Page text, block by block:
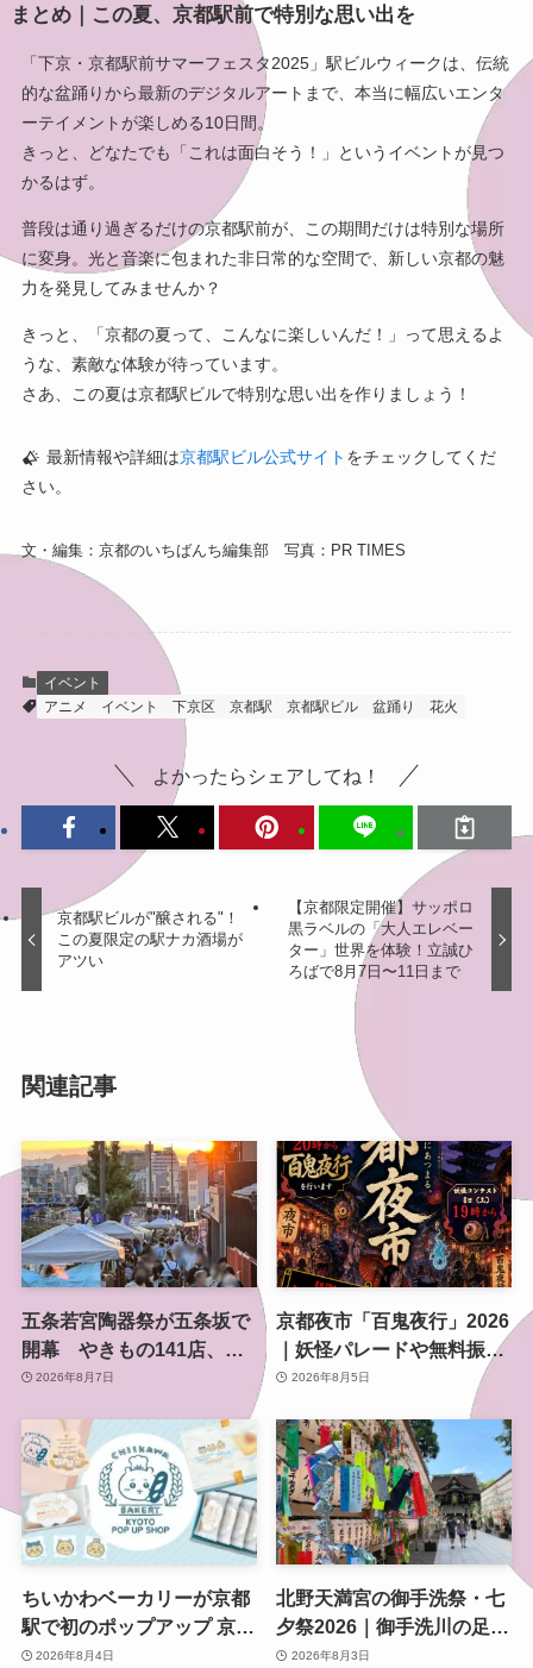
まとめ｜この夏、京都駅前で特別な思い出を
「下京・京都駅前サマーフェスタ2025」駅ビルウィークは、伝統
的な盆踊りから最新のデジタルアートまで、本当に幅広いエンタ
ーテイメントが楽しめる10日間。
きっと、どなたでも「これは面白そう！」というイベントが見つ
かるはず。
普段は通り過ぎるだけの京都駅前が、この期間だけは特別な場所
に変身。光と音楽に包まれた非日常的な空間で、新しい京都の魅
力を発見してみませんか？
きっと、「京都の夏って、こんなに楽しいんだ！」って思えるよ
うな、素敵な体験が待っています。
さあ、この夏は京都駅ビルで特別な思い出を作りましょう！
最新情報や詳細は京都駅ビル公式サイト をチェックしてくだ
さい。
文・編集：京都のいちばんち編集部 写真：PR TIMES
イベント
アニメ
イベント 下京区 京都駅 京都駅ビル 盆踊り 花火
よかったらシェアしてね！
京都駅ビルが"醸される"！
この夏限定の駅ナカ酒場が
アツい
【京都限定開催】サッポロ
黒ラベルの「大人エレベー
ター」世界を体験！立誠ひ
ろばで8月7日〜11日まで
関連記事
五条若宮陶器祭が五条坂で
開幕 やきもの141店、会
場は五条通の南側にも拡大
2026年8月7日
京都夜市「百鬼夜行」2026
｜妖怪パレードや無料振る
舞いを東本願寺前で開催
2026年8月5日
ちいかわベーカリーが京都
駅で初のポップアップ 京都
限定「ふわふわおたべキャ
2026年8月4日
北野天満宮の御手洗祭・七
夕祭2026｜御手洗川の足つ
け燈明神事で涼む夏の夜
2026年8月3日